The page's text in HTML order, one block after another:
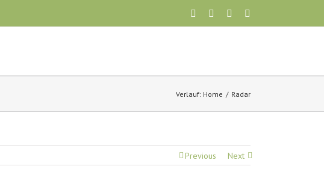
Verlauf: Home Radar
Previous Next